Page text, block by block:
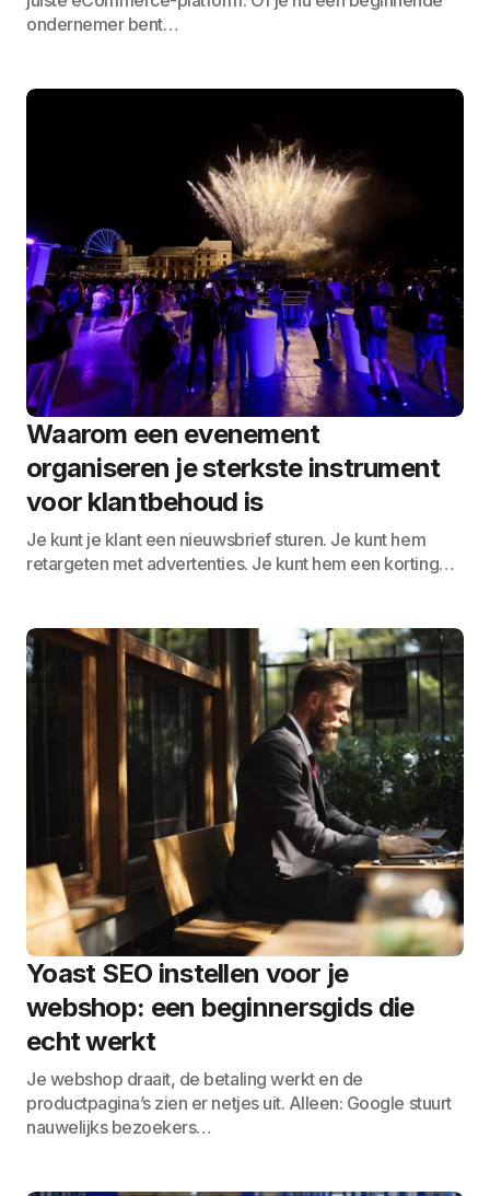
ondernemer bent…
Waarom een evenement
organiseren je sterkste instrument
voor klantbehoud is
Je kunt je klant een nieuwsbrief sturen. Je kunt hem
retargeten met advertenties. Je kunt hem een korting…
Yoast SEO instellen voor je
webshop: een beginnersgids die
echt werkt
Je webshop draait, de betaling werkt en de
productpagina’s zien er netjes uit. Alleen: Google stuurt
nauwelijks bezoekers…